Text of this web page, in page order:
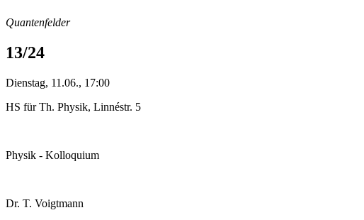
Quantenfelder
13/24
Dienstag, 11.06., 17:00
HS für Th. Physik, Linnéstr. 5
Physik - Kolloquium
Dr. T. Voigtmann